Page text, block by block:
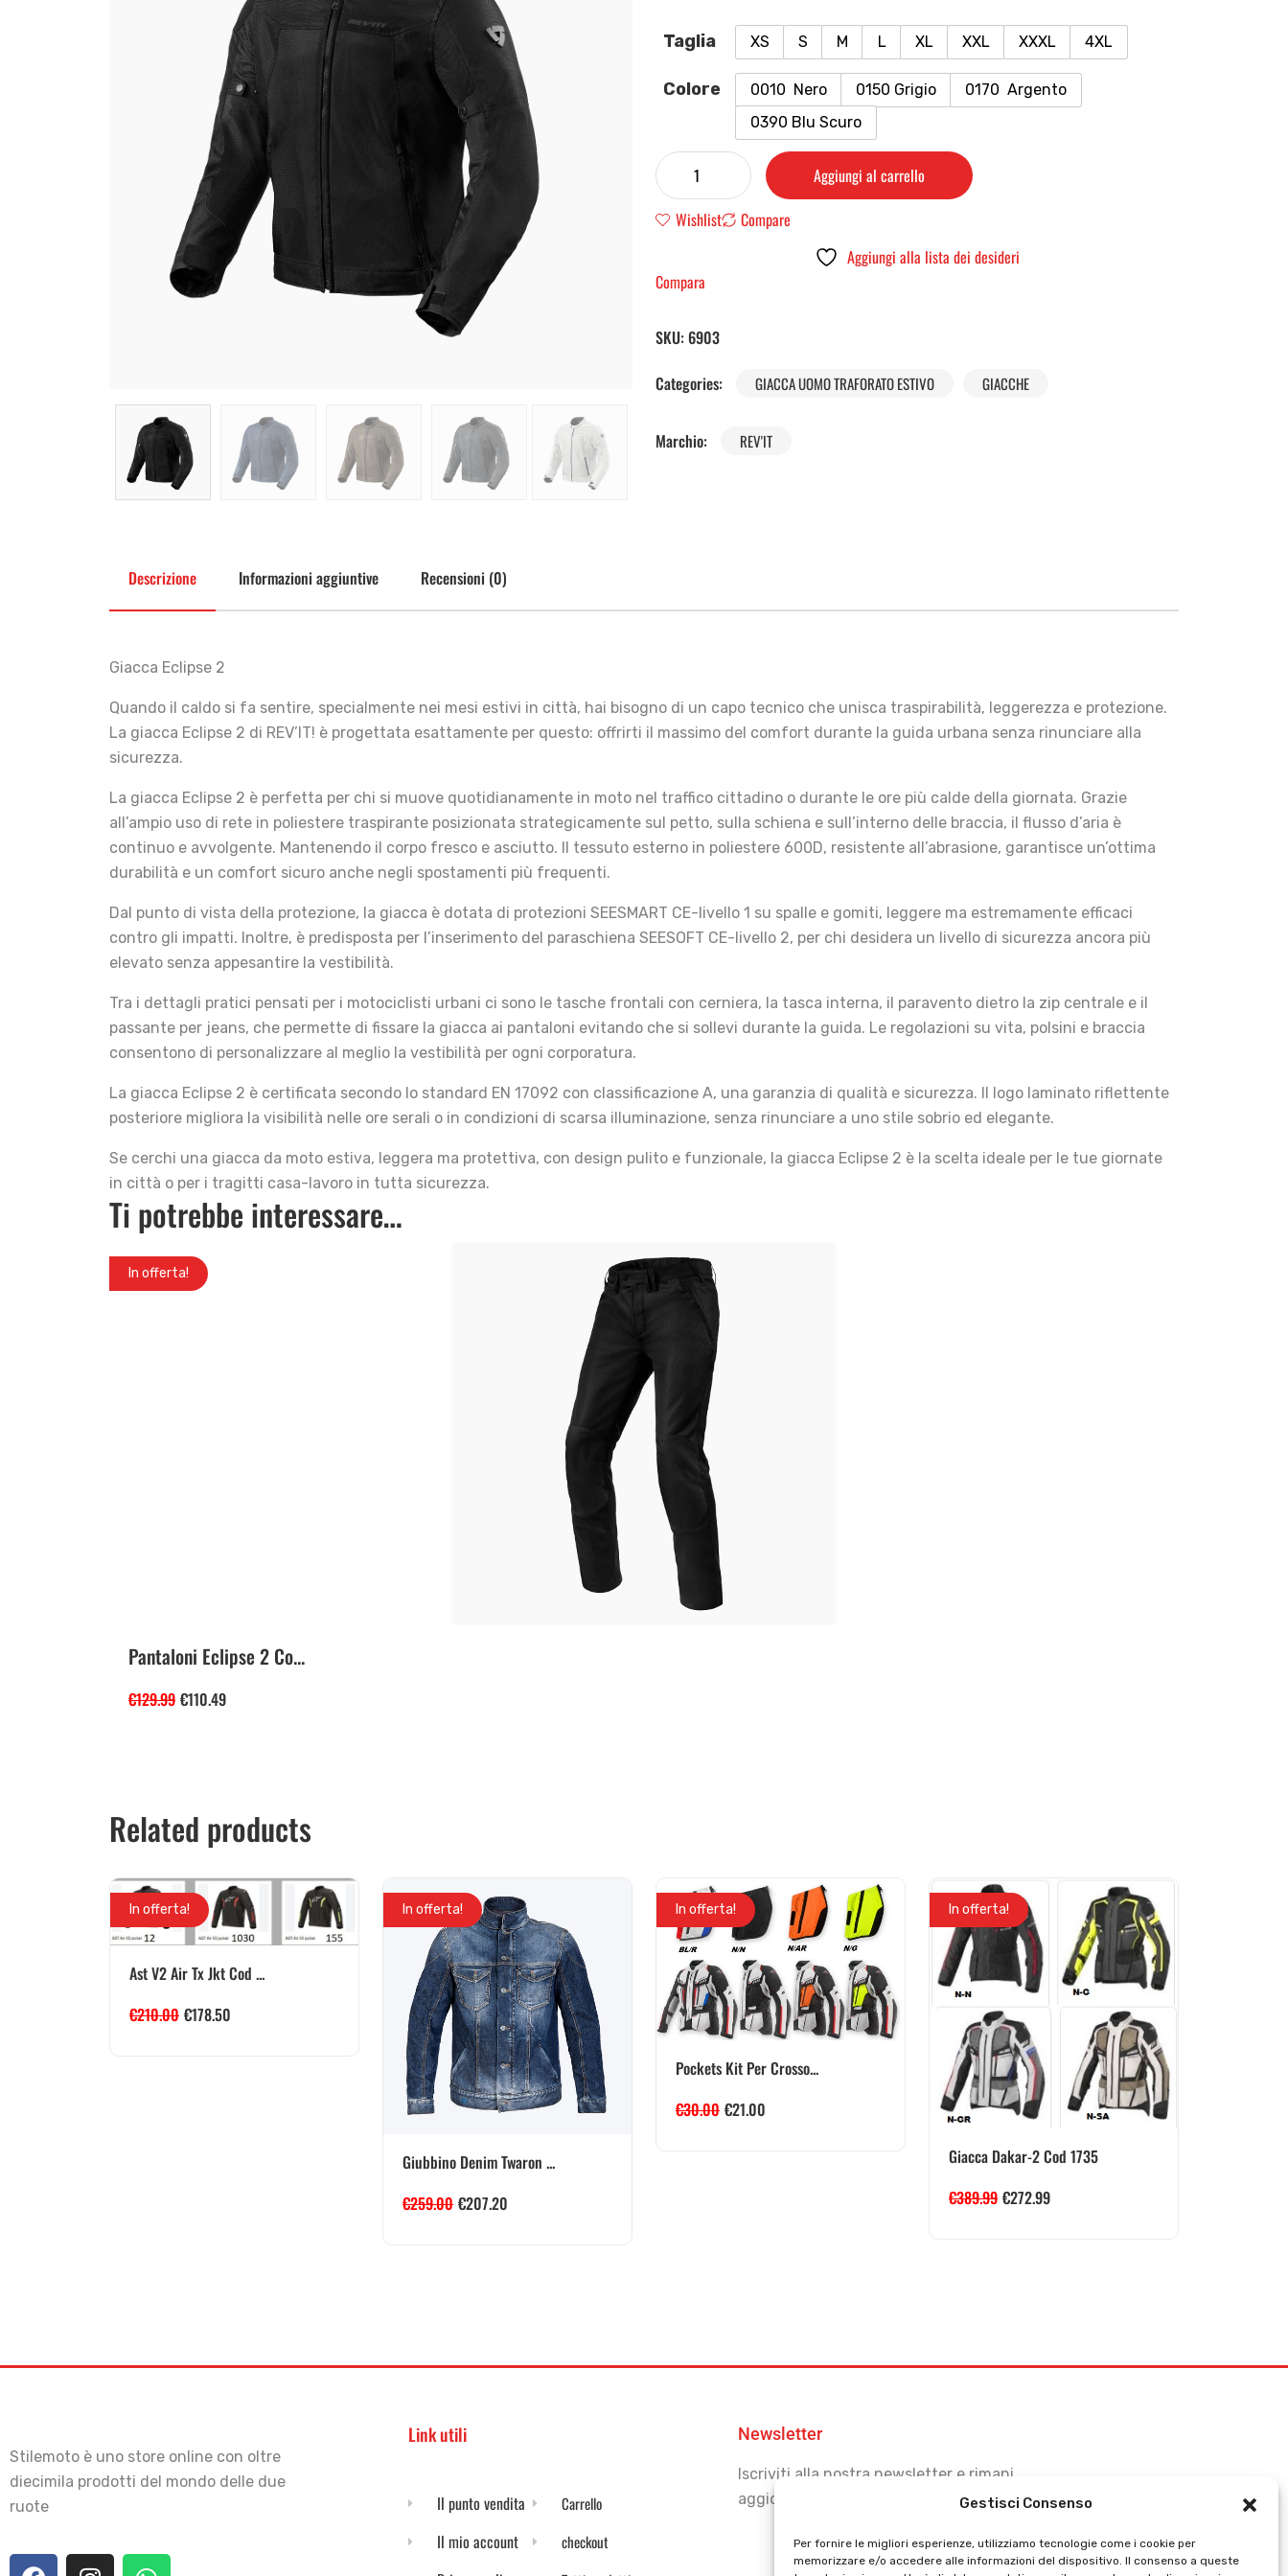
Gestisci Consenso
Per fornire le migliori esperienze, utilizziamo tecnologie come i cookie per
memorizzare e/o accedere alle informazioni del dispositivo. Il consenso a queste
Taglia XS S M L XL XXL XXXL 4XL
Colore 0010 Nero 0150 Grigio
0170 Argento
0390 Blu Scuro
Aggiungi al carrello
Wishlist
Compare
Aggiungi alla lista dei desideri
Compara
SKU: 6903
Categories:
GIACCA UOMO TRAFORATO ESTIVO GIACCHE
Marchio: REV'IT
Descrizione Informazioni aggiuntive Recensioni (0)
Giacca Eclipse 2
Quando il caldo si fa sentire, specialmente nei mesi estivi in città, hai bisogno di un capo tecnico che unisca traspirabilità, leggerezza e protezione.
La giacca Eclipse 2 di REV’IT! è progettata esattamente per questo: offrirti il massimo del comfort durante la guida urbana senza rinunciare alla
sicurezza.
La giacca Eclipse 2 è perfetta per chi si muove quotidianamente in moto nel traffico cittadino o durante le ore più calde della giornata. Grazie
all’ampio uso di rete in poliestere traspirante posizionata strategicamente sul petto, sulla schiena e sull’interno delle braccia, il flusso d’aria è
continuo e avvolgente. Mantenendo il corpo fresco e asciutto. Il tessuto esterno in poliestere 600D, resistente all’abrasione, garantisce un’ottima
durabilità e un comfort sicuro anche negli spostamenti più frequenti.
Dal punto di vista della protezione, la giacca è dotata di protezioni SEESMART CE-livello 1 su spalle e gomiti, leggere ma estremamente efficaci
contro gli impatti. Inoltre, è predisposta per l’inserimento del paraschiena SEESOFT CE-livello 2, per chi desidera un livello di sicurezza ancora più
elevato senza appesantire la vestibilità.
Tra i dettagli pratici pensati per i motociclisti urbani ci sono le tasche frontali con cerniera, la tasca interna, il paravento dietro la zip centrale e il
passante per jeans, che permette di fissare la giacca ai pantaloni evitando che si sollevi durante la guida. Le regolazioni su vita, polsini e braccia
consentono di personalizzare al meglio la vestibilità per ogni corporatura.
La giacca Eclipse 2 è certificata secondo lo standard EN 17092 con classificazione A, una garanzia di qualità e sicurezza. Il logo laminato riflettente
posteriore migliora la visibilità nelle ore serali o in condizioni di scarsa illuminazione, senza rinunciare a uno stile sobrio ed elegante.
Se cerchi una giacca da moto estiva, leggera ma protettiva, con design pulito e funzionale, la giacca Eclipse 2 è la scelta ideale per le tue giornate
in città o per i tragitti casa-lavoro in tutta sicurezza.
Ti potrebbe interessare…
In offerta!
Pantaloni Eclipse 2 Co...
€129.99 €110.49
Related products
In offerta!
Ast V2 Air Tx Jkt Cod ...
€210.00 €178.50
In offerta!
Giubbino Denim Twaron ...
€259.00 €207.20
In offerta!
Pockets Kit Per Crosso...
€30.00 €21.00
In offerta!
Giacca Dakar-2 Cod 1735
€389.99 €272.99
Stilemoto è uno store online con oltre
diecimila prodotti del mondo delle due
ruote
Link utili
Il punto vendita
Il mio account
Carrello
checkout
Newsletter
Iscriviti alla nostra newsletter e rimani
aggiornato